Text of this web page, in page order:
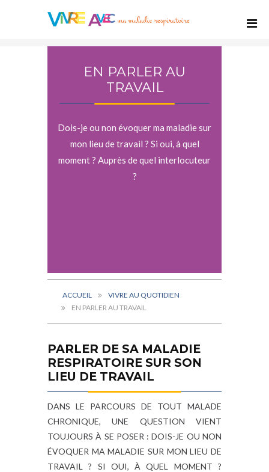
EN PARLER AU
TRAVAIL
Dois-je ou non évoquer ma maladie sur
mon lieu de travail ? Si oui, à quel
moment ? Auprès de quel interlocuteur
?
ACCUEIL
VIVRE AU QUOTIDIEN
EN PARLER AU TRAVAIL
PARLER DE SA MALADIE
RESPIRATOIRE SUR SON
LIEU DE TRAVAIL
DANS LE PARCOURS DE TOUT MALADE
CHRONIQUE, UNE QUESTION VIENT
TOUJOURS À SE POSER : DOIS-JE OU NON
ÉVOQUER MA MALADIE SUR MON LIEU DE
TRAVAIL ? SI OUI, À QUEL MOMENT ?